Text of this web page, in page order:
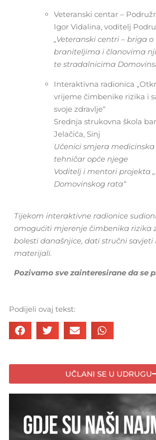
Veteranski centar –
Igor Vidalina, voditelj
„Veteranski centri – briga
braniteljima i članovima
te stradalnicima
Interaktivna radionica
vrijeme čimbenike rizika i
svoje zdravlje“
Srednja strukovna škola
Jelačića, Sinj
Učenici smjera medicinska
tehničar opće njege
Voditelj i mentori projekta
Domovinskog rata“
Tijekom interaktivne radionice
omogućiti mjerenje čimbenika rizika
bolesti današnjice, dati stručni
materijali.
Pozivamo sve zainteresirane da se
Podijeli ovaj tekst:
UČLANI SE U UDRUGU